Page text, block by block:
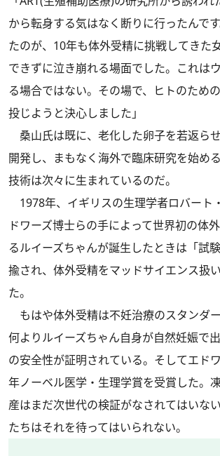
から転身する気はなく断りに行ったんで
たのが、10年も体外受精に挑戦してきた
できずに泣き崩れる場面でした。これは
る場合ではない。その場で、ヒトのため
投じようと決心しました」
桑山氏は既に、老化した卵子を若返ら
開発し、まもなく海外で臨床研究を始め
技術は次々に生まれているのだ。
1978年、イギリスの生理学者ロバート
ドワーズ博士らの手によって世界初の体
るルイーズちゃんが誕生したときは「試
揄され、体外受精をマッドサイエンス扱
た。
もはや体外受精は不妊治療のスタンダー
何よりルイーズちゃん自身が自然妊娠で
の安全性が証明されている。そしてエド
年ノーベル医学・生理学賞を受賞した。
産はまだ次世代の検証がなされてはいな
たちはそれを待ってはいられない。